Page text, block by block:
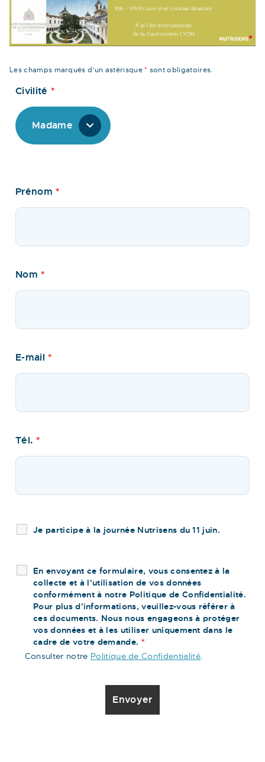
Les champs marqués d’un astérisque* sont obligatoires.
Civilité *
Madame
Prénom*
Nom*
E-mail*
Tél. *
Je participe à la journée Nutrisens du 11 juin.
En envoyant ce formulaire, vous consentez à la
collecte et à l'utilisation de vos données
conformément à notre Politique de Confidentialité.
Pour plus d'informations, veuillez-vous référer à
ces documents. Nous nous engageons à protéger
vos données et à les utiliser uniquement dans le
cadre de votre demande. *
Consulter notre Politique de Confidentialité.